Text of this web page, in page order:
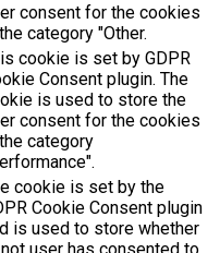
consent for the cookies
category "Other.
cookie is set by GDPR
Consent plugin. The
is used to store the
consent for the cookies
category
cookie is set by the
Cookie Consent plugin
is used to store whether